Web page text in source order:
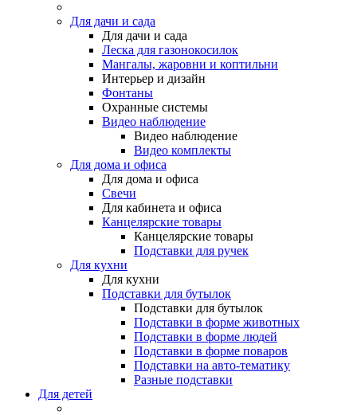
Для дачи и сада
Для дачи и сада
Леска для газонокосилок
Мангалы, жаровни и коптильни
Интерьер и дизайн
Фонтаны
Охранные системы
Видео наблюдение
Видео наблюдение
Видео комплекты
Для дома и офиса
Для дома и офиса
Свечи
Для кабинета и офиса
Канцелярские товары
Канцелярские товары
Подставки для ручек
Для кухни
Для кухни
Подставки для бутылок
Подставки для бутылок
Подставки в форме животных
Подставки в форме людей
Подставки в форме поваров
Подставки на авто-тематику
Разные подставки
Для детей